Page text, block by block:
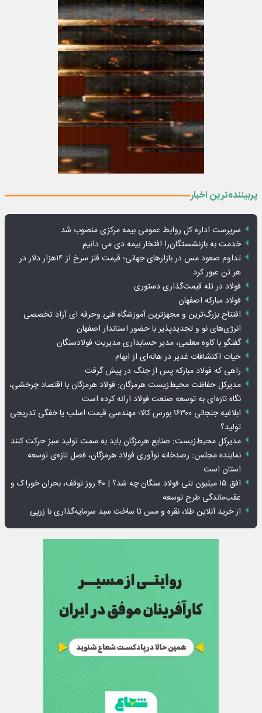
پربیننده‌ترین اخبار
سرپرست اداره کل روابط عمومی بیمه مرکزی منصوب شد
خدمت به بازنشستگان‌را افتخار بیمه دی می دانیم
تداوم صعود مس در بازارهای جهانی؛ قیمت فلز سرخ از ۱۴هزار دلار در
هر تن عبور کرد
فولاد در تله قیمت‌گذاری دستوری
فولاد مبارکه اصفهان
افتتاح بزرگ‌ترین و مجهزترین آموزشگاه فنی وحرفه ای آزاد تخصصی
انرژی‌های نو و تجدیدپذیر با حضور استاندار اصفهان
گفتگو با کاوه معلمی، مدیر حسابداری مدیریت فولادسنگان
حیات اکتشافات غدیر در هاله‌ای از ابهام
راهی که فولاد مبارکه پس از جنگ در پیش گرفت
مدیرکل حفاظت محیط‌زیست هرمزگان: فولاد هرمزگان با اقتصاد چرخشی،
نگاه تازه‌ای به توسعه صنعت فولاد ارائه کرده است
ابلاغیه جنجالی ۱۶۳۰۰ بورس کالا؛ مهندسی قیمت اسلب یا خفگی تدریجی
تولید؟
مدیرکل محیط‌زیست: صنایع هرمزگان باید به سمت تولید سبز حرکت کنند
نماینده مجلس: رصدخانه نوآوری فولاد هرمزگان، فصل تازه‌ی توسعه
استان است
افق ۱۵ میلیون تنی فولاد سنگان چه شد؟ | ۴۰ روز توقف، بحران خوراک و
عقب‌ماندگی طرح توسعه
از خرید آنلاین طلا، نقره و مس تا ساخت سبد سرمایه‌گذاری با زرپی